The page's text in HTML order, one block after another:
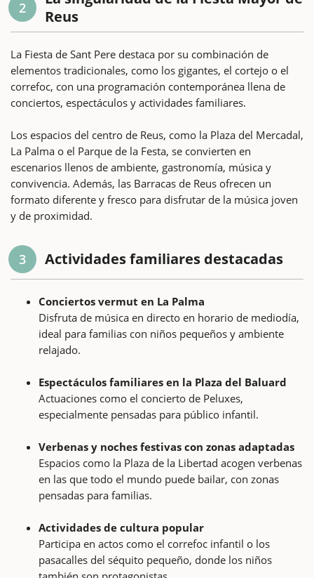
2
Reus
La Fiesta de Sant Pere destaca por su combinación de
elementos tradicionales, como los gigantes, el cortejo o el
correfoc, con una programación contemporánea llena de
conciertos, espectáculos y actividades familiares.
Los espacios del centro de Reus, como la Plaza del Mercadal,
La Palma o el Parque de la Festa, se convierten en
escenarios llenos de ambiente, gastronomía, música y
convivencia. Además, las Barracas de Reus ofrecen un
formato diferente y fresco para disfrutar de la música joven
y de proximidad.
3 Actividades familiares destacadas
Conciertos vermut en La Palma
Disfruta de música en directo en horario de mediodía,
ideal para familias con niños pequeños y ambiente
relajado.
Espectáculos familiares en la Plaza del Baluard
Actuaciones como el concierto de Peluxes,
especialmente pensadas para público infantil.
Verbenas y noches festivas con zonas adaptadas
Espacios como la Plaza de la Libertad acogen verbenas
en las que todo el mundo puede bailar, con zonas
pensadas para familias.
Actividades de cultura popular
Participa en actos como el correfoc infantil o los
pasacalles del séquito pequeño, donde los niños